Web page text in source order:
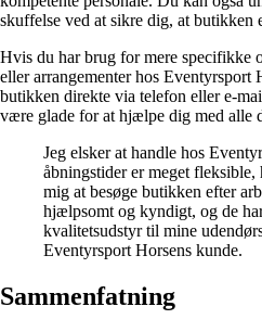
skuffelse ved at sikre dig, at butikken
Hvis du har brug for mere specifikke
eller arrangementer hos Eventyrsport
butikken direkte via telefon eller e-
være glade for at hjælpe dig med alle
Jeg elsker at handle hos
åbningstider er meget
mig at besøge butikken efter
hjælpsomt og kyndigt, og de
kvalitetsudstyr til mine
Eventyrsport Horsens kunde.
Sammenfatning